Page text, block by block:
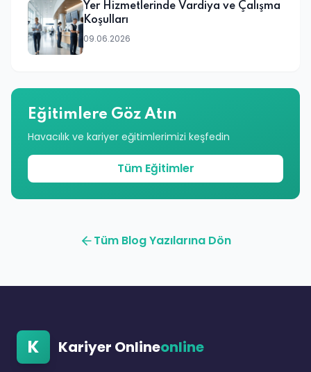
Yer Hizmetlerinde Vardiya ve Çalışma
Koşulları
09.06.2026
Eğitimlere Göz Atın
Havacılık ve kariyer eğitimlerimizi keşfedin
Tüm Eğitimler
Tüm Blog Yazılarına Dön
K Kariyer Onlineonline